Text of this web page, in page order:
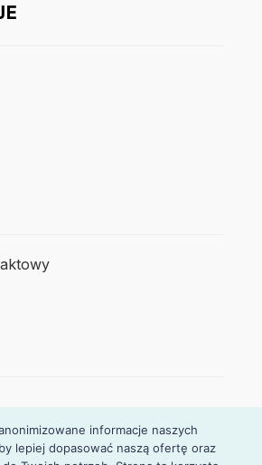
informacje naszych
lepiej dopasować naszą ofertę oraz